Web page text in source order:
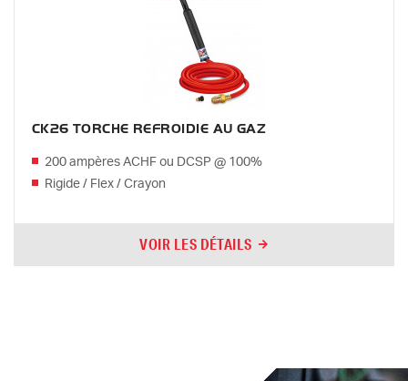
CK26 TORCHE REFROIDIE AU GAZ
200 ampères ACHF ou DCSP @ 100%
Rigide / Flex / Crayon
VOIR LES DÉTAILS